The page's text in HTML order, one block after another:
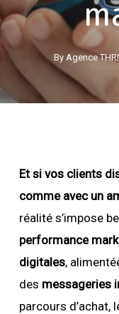
By Agence
Et si vos clients
comme avec un
réalité s’impose
performance
digitales,
des messageries
parcours d’achat,